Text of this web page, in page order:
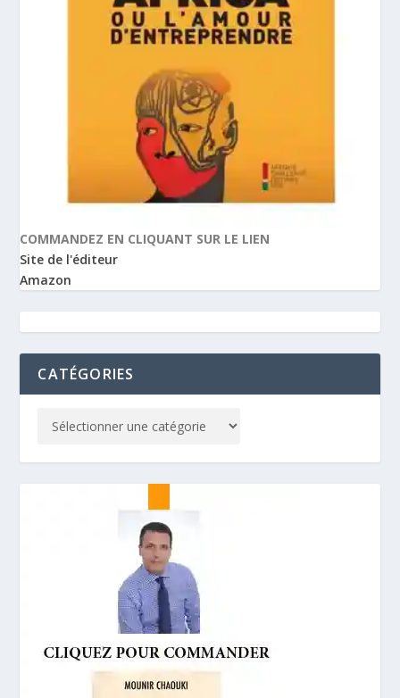
COMMANDEZ EN CLIQUANT SUR LE LIEN
Site de l'éditeur
Amazon
CATÉGORIES